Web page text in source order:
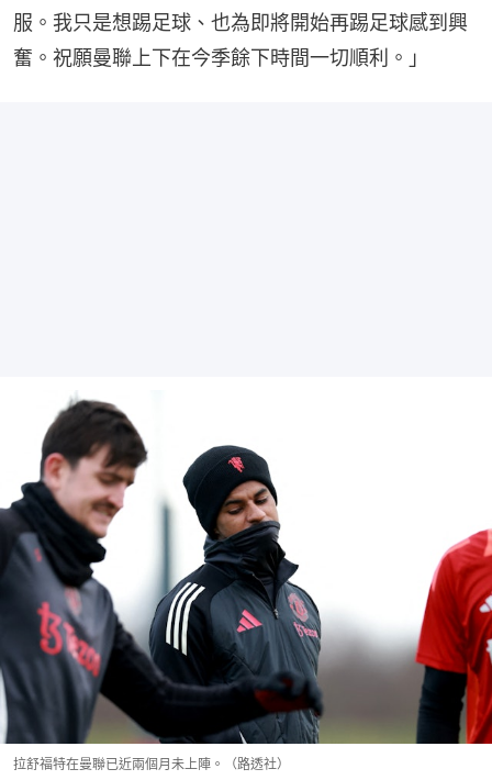
服。我只是想踢足球、也為即將開始再踢足球感到興
奮。祝願曼聯上下在今季餘下時間一切順利。」
拉舒福特在曼聯已近兩個月未上陣。（路透社）